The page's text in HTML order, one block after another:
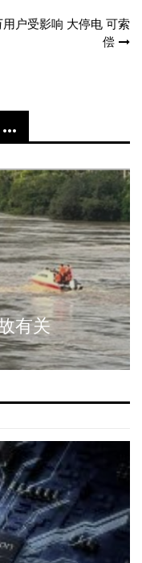
用户受影响 大停电 可索
偿
有关